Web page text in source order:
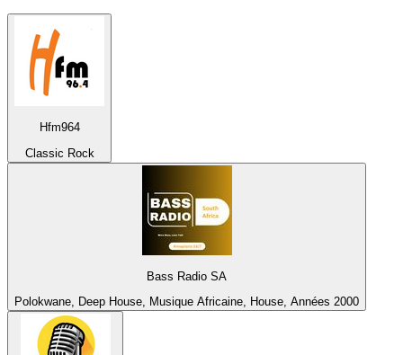
Hfm964
Classic Rock
Bass Radio SA
Polokwane, Deep House, Musique Africaine, House, Années 2000